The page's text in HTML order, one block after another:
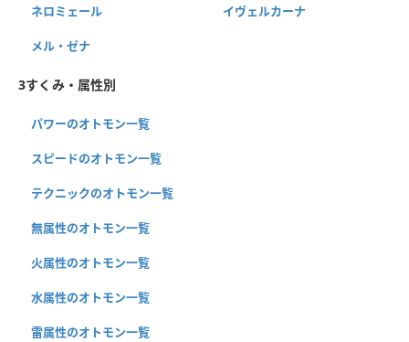
ネロミェール イヴェルカーナ
メル・ゼナ
3すくみ・属性別
パワーのオトモン一覧
スピードのオトモン一覧
テクニックのオトモン一覧
無属性のオトモン一覧
火属性のオトモン一覧
水属性のオトモン一覧
雷属性のオトモン一覧